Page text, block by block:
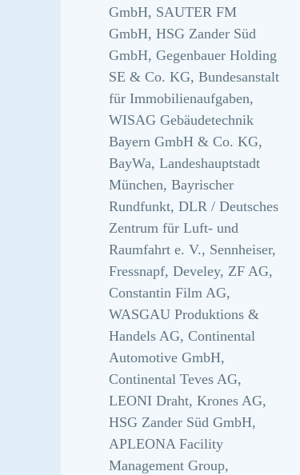
GmbH, SAUTER FM
GmbH, HSG Zander Süd
GmbH, Gegenbauer Holding
SE & Co. KG, Bundesanstalt
für Immobilienaufgaben,
WISAG Gebäudetechnik
Bayern GmbH & Co. KG,
BayWa, Landeshauptstadt
München, Bayrischer
Rundfunkt, DLR / Deutsches
Zentrum für Luft- und
Raumfahrt e. V., Sennheiser,
Fressnapf, Develey, ZF AG,
Constantin Film AG,
WASGAU Produktions &
Handels AG, Continental
Automotive GmbH,
Continental Teves AG,
LEONI Draht, Krones AG,
HSG Zander Süd GmbH,
APLEONA Facility
Management Group,